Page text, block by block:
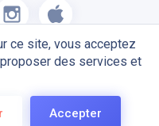
ce site, vous acceptez
des services et
Accepter
Mentions légales